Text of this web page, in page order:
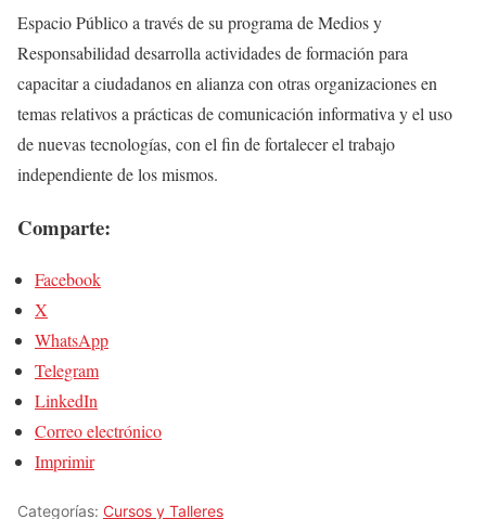
Espacio Público a través de su programa de Medios y
Responsabilidad desarrolla actividades de formación para
capacitar a ciudadanos en alianza con otras organizaciones en
temas relativos a prácticas de comunicación informativa y el uso
de nuevas tecnologías, con el fin de fortalecer el trabajo
independiente de los mismos.
Comparte:
Facebook
X
WhatsApp
Telegram
LinkedIn
Correo electrónico
Imprimir
Categorías: Cursos y Talleres